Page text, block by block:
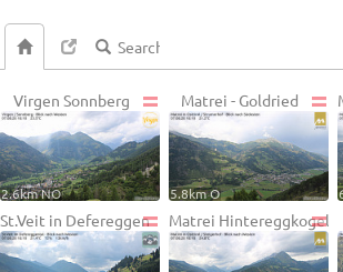
Virgen Sonnberg
2.6km NO
Matrei - Goldried
5.8km O
St.Veit in Defereggen Matrei Hintereggkogel